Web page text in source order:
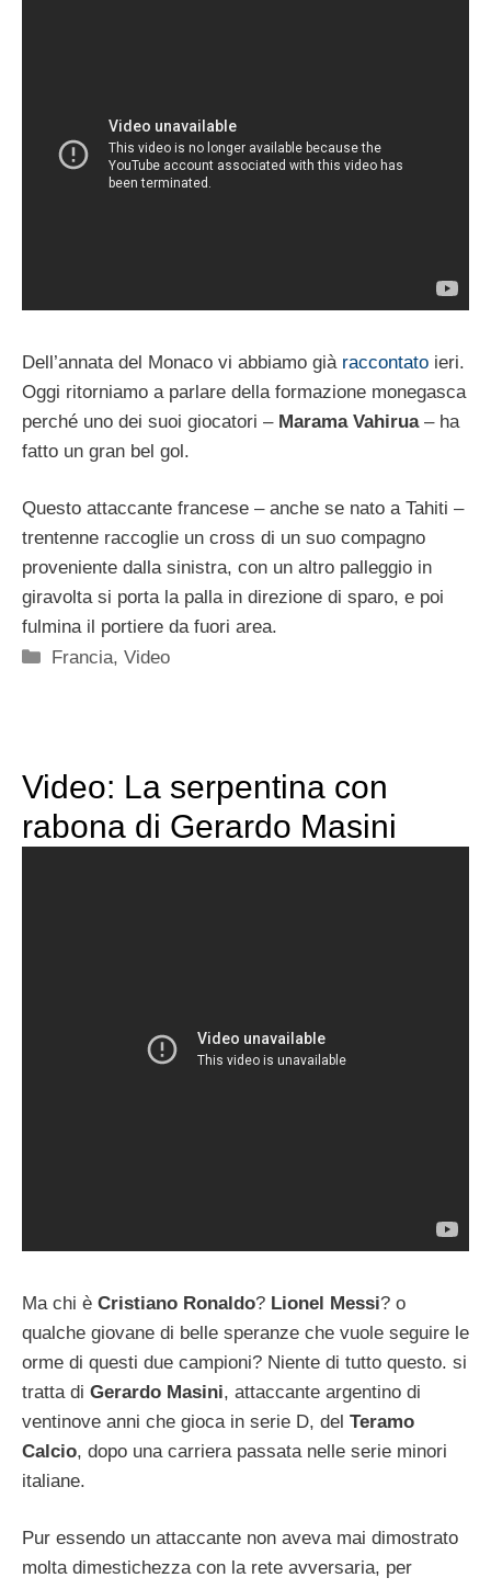
Dell’annata del Monaco vi abbiamo già raccontato ieri.
Oggi ritorniamo a parlare della formazione monegasca
perché uno dei suoi giocatori – Marama Vahirua– ha
fatto un gran bel gol.
Questo attaccante francese – anche se nato a Tahiti –
trentenne raccoglie un cross di un suo compagno
proveniente dalla sinistra, con un altro palleggio in
giravolta si porta la palla in direzione di sparo, e poi
fulmina il portiere da fuori area.
Categorie
Francia,Video
Video: La serpentina con
rabona di Gerardo Masini
Ma chi è Cristiano Ronaldo? Lionel Messi? o
qualche giovane di belle speranze che vuole seguire le
orme di questi due campioni? Niente di tutto questo. si
tratta di Gerardo Masini, attaccante argentino di
ventinove anni che gioca in serie D, del Teramo
Calcio, dopo una carriera passata nelle serie minori
italiane.
Pur essendo un attaccante non aveva mai dimostrato
molta dimestichezza con la rete avversaria, per